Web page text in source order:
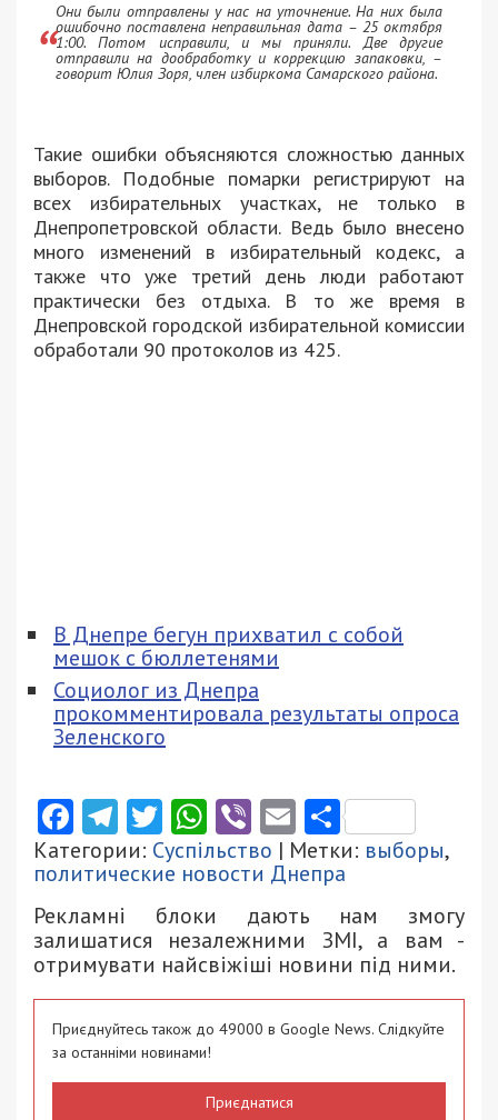
Они были отправлены у нас на уточнение. На них была
ошибочно поставлена неправильная дата – 25 октября
1:00. Потом исправили, и мы приняли. Две другие
отправили на дообработку и коррекцию запаковки, –
говорит Юлия Зоря, член избиркома Самарского района.
Такие ошибки объясняются сложностью данных
выборов. Подобные помарки регистрируют на
всех избирательных участках, не только в
Днепропетровской области. Ведь было внесено
много изменений в избирательный кодекс, а
также что уже третий день люди работают
практически без отдыха. В то же время в
Днепровской городской избирательной комиссии
обработали 90 протоколов из 425.
В Днепре бегун прихватил с собой
мешок с бюллетенями
Социолог из Днепра
прокомментировала результаты опроса
Зеленского
Facebook
Telegram
Twitter
WhatsApp
ViberEmail
Категории: Суспільство | Метки: выборы,
политические новости Днепра
Рекламні блоки дають нам змогу
залишатися незалежними ЗМІ, а вам -
отримувати найсвіжіші новини під ними.
Приєднуйтесь також до 49000 в Google News. Слідкуйте
за останніми новинами!
Приєднатися